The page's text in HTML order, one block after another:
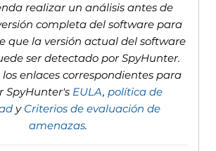
realizar un análisis antes de
completa del software para
que la versión actual del software
ser detectado por SpyHunter.
enlaces correspondientes para
SpyHunter's EULA, política de
y Criterios de evaluación de
amenazas.